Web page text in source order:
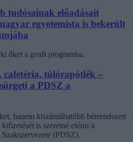
tudósainak előadásait
egyetemista is bekerült
őket a genfi programba.
cafetéria, túlórapótlék –
a PDSZ a
hanem kiszámíthatóbb bérrendszert
is szeretné elérni a
(PDSZ).